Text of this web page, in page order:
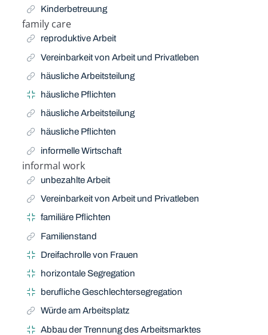
Kinderbetreuung
family care
Related Term
reproduktive Arbeit
Vereinbarkeit von Arbeit und Privatleben
häusliche Arbeitsteilung
häusliche Pflichten
häusliche Arbeitsteilung
häusliche Pflichten
informelle Wirtschaft
informal work
Related Term
unbezahlte Arbeit
Vereinbarkeit von Arbeit und Privatleben
familiäre Pflichten
Familienstand
Dreifachrolle von Frauen
horizontale Segregation
berufliche Geschlechtersegregation
Würde am Arbeitsplatz
Abbau der Trennung des Arbeitsmarktes